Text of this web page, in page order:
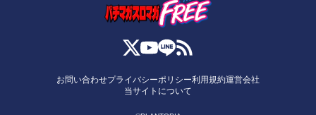
お問い合わせプライバシーポリシー利用規約運営会社
当サイトについて